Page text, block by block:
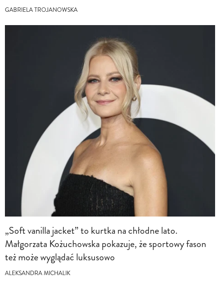
GABRIELA TROJANOWSKA
„Soft vanilla jacket” to kurtka na chłodne lato.
Małgorzata Kożuchowska pokazuje, że sportowy fason
też może wyglądać luksusowo
ALEKSANDRA MICHALIK